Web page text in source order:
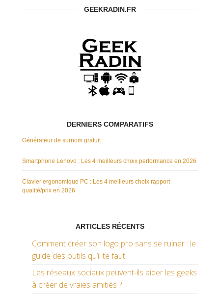
GEEKRADIN.FR
DERNIERS COMPARATIFS
Générateur de surnom gratuit
Smartphone Lenovo : Les 4 meilleurs choix performance en 2026
Clavier ergonomique PC : Les 4 meilleurs choix rapport
qualité/prix en 2026
ARTICLES RÉCENTS
Comment créer son logo pro sans se ruiner : le
guide des outils qu’il te faut
Les réseaux sociaux peuvent-ils aider les geeks
à créer de vraies amitiés ?